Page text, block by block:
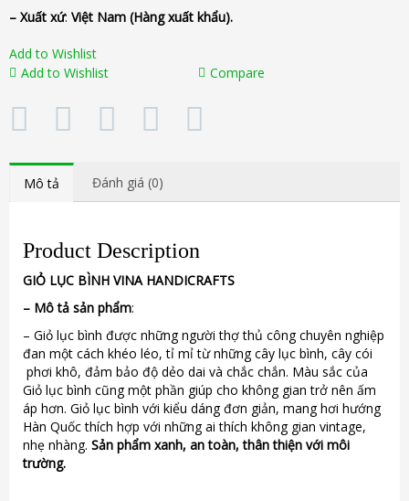
– Xuất xứ: Việt Nam (Hàng xuất khẩu).
Add to Wishlist
Add to Wishlist
Compare
Mô tả Đánh giá (0)
Product Description
GIỎ LỤC BÌNH VINA HANDICRAFTS
– Mô tả sản phẩm:
– Giỏ lục bình được những người thợ thủ công chuyên nghiệp
đan một cách khéo léo, tỉ mỉ từ những cây lục bình, cây cói
phơi khô, đảm bảo độ dẻo dai và chắc chắn. Màu sắc của
Giỏ lục bình cũng một phần giúp cho không gian trở nên ấm
áp hơn. Giỏ lục bình với kiểu dáng đơn giản, mang hơi hướng
Hàn Quốc thích hợp với những ai thích không gian vintage,
nhẹ nhàng. Sản phẩm xanh, an toàn, thân thiện với môi
trường.